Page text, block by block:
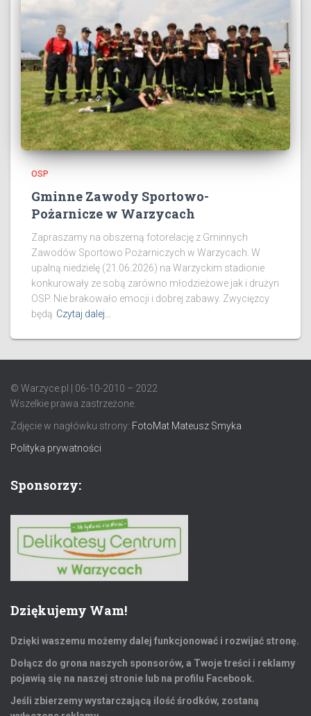
OSP
Gminne Zawody Sportowo-
Pożarnicze w Warzycach
Zapraszamy na obszerną fotorelację z Gminnych
Zawodów Sportowo Pożarniczych w Warzycach. W
upalną niedzielę (21.06.2026) na Warzyckim stadionie
konkurowały ze sobą zarówno młodzieżowe jak i drużyn
OSP. Nie brakowało emocji i dobrej zabawy. Zwycięzcy
będą Czytaj dalej…
© Warzyce.pl | 06-10-2010 – 2022
Wszelkie prawa zastrzeżone.
Zdjęcie w nagłówku strony: FotoMat Mateusz Smyka
Polityka prywatności
Sponsorzy:
Dziękujemy Wam!
Dzięki waszemu możemy dalej funkcjonować i rozwijać stronę.
Dołącz do grona naszych sponsorów, a Twoje treści i reklamy
pojawią się na naszej stronie lub na profilu Facebook.
Jeśli zbierzemy wystarczającą ilość środków, zostaną